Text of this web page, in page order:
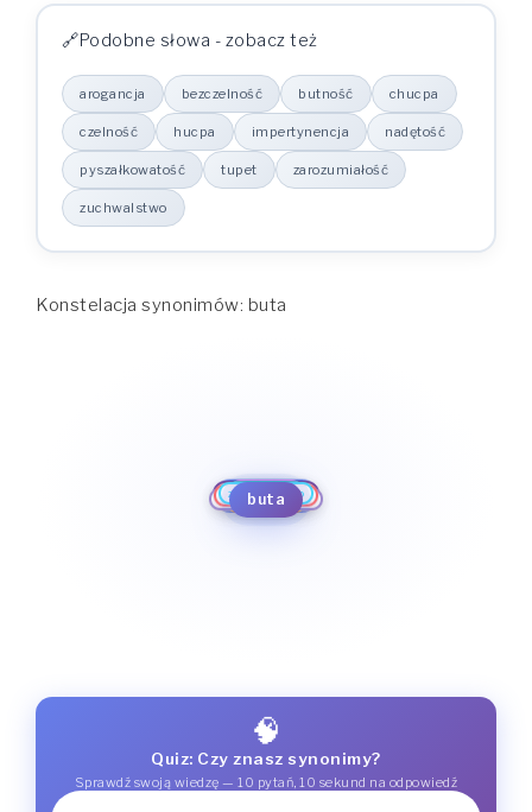
buty buta
Celownik (komu? czemu?) butie
Narzędnik (z kim? z czym?) butą butami
Miejscownik (o kim? o czym?) butie butach
buty
Podobne słowa - zobacz też
arogancja bezczelność butność chucpa
czelność hucpa impertynencja nadętość
pyszałkowatość tupet zarozumiałość
zuchwalstwo
Konstelacja synonimów: buta
buta
arogancja
bezczelność
butność
chucpa
czelność
hucpa
impertynencja
nadętość
pyszałkowatość
tupet
zarozumiałość
zuchwalstwo
🧠
Quiz: Czy znasz synonimy?
Sprawdź swoją wiedzę — 10 pytań, 10 sekund na odpowiedź